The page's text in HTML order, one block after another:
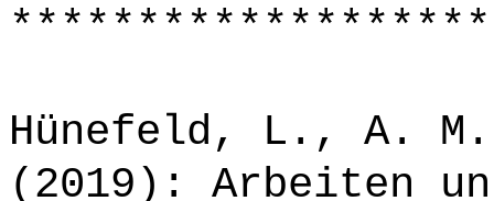
Hünefeld, L., A. M.
(2019): Arbeiten